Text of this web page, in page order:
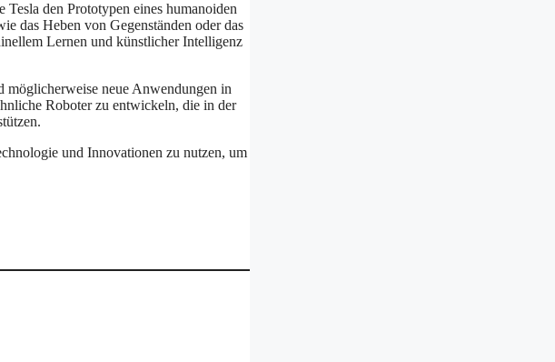
den Prototypen eines humanoiden
das Heben von Gegenständen oder das
Lernen und künstlicher Intelligenz
möglicherweise neue Anwendungen in
Roboter zu entwickeln, die in der
und Innovationen zu nutzen, um